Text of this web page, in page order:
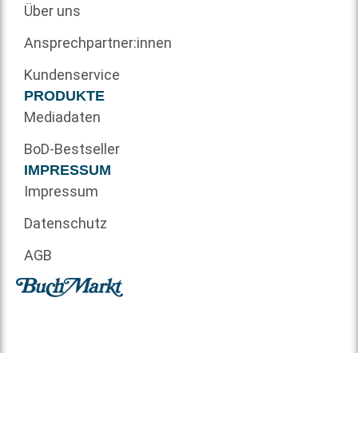
Über uns
Ansprechpartner:innen
Kundenservice
PRODUKTE
Mediadaten
BoD-Bestseller
IMPRESSUM
Impressum
Datenschutz
AGB